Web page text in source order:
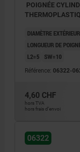
POIGNÉE
DIAMÈTRE
LONGUEUR DE
L2=5
SW=10
Référence: 06322-
4,60 CHF
hors TVA
hors frais d’envoi
06322